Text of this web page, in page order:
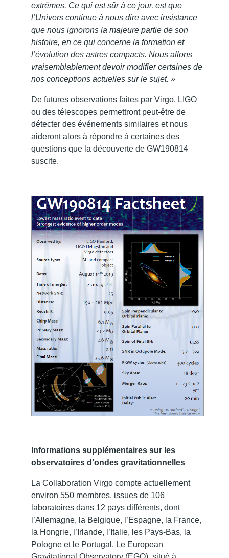
extrêmes. Ce qui est sûr à ce jour, est que
l’Univers continue à nous dire avec insistance
que nous ignorons la majeure partie de son
histoire, en ce qui concerne la formation et
l’évolution des astres compacts. Nous allons
vraisemblablement devoir modifier certaines de
nos conceptions actuelles sur le sujet. »
De futures observations faites par Virgo, LIGO
ou des télescopes permettront peut-être de
détecter des événements similaires et nous
aideront alors à répondre à certaines des
questions que la découverte de GW190814
suscite.
Informations supplémentaires sur les
observatoires d’ondes gravitationnelles
La Collaboration Virgo compte actuellement
environ 550 membres, issues de 106
laboratoires dans 12 pays différents, dont
l’Allemagne, la Belgique, l’Espagne, la France,
la Hongrie, l’Irlande, l’Italie, les Pays-Bas, la
Pologne et le Portugal. Le European